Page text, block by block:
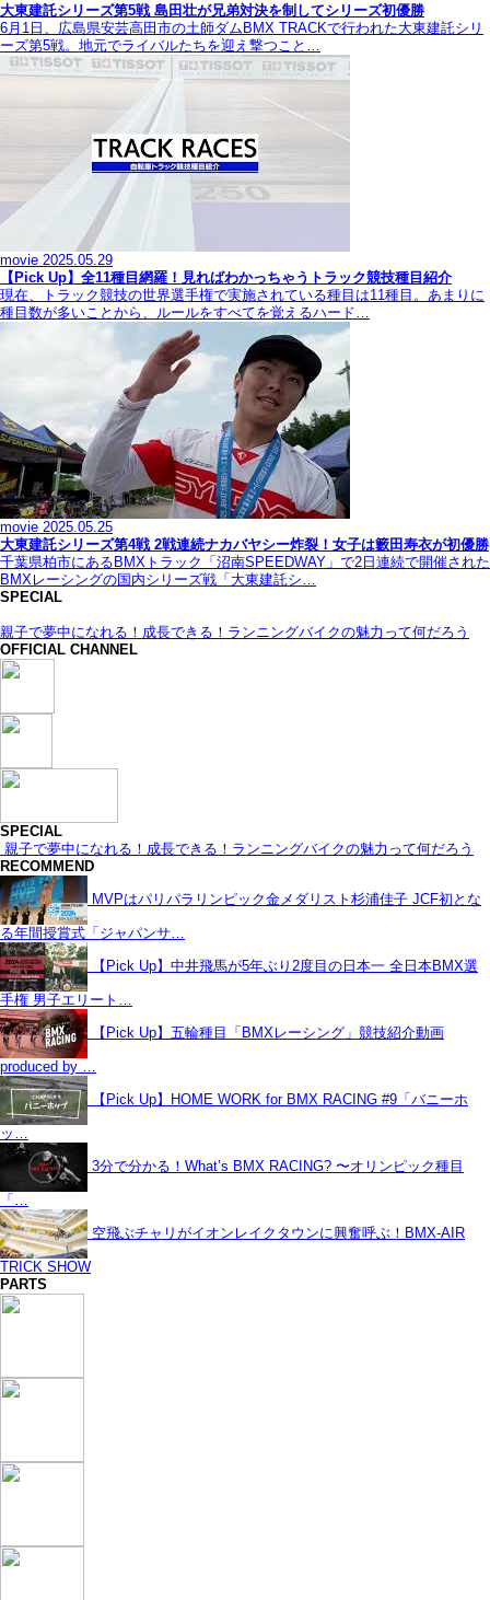
大東建託シリーズ第5戦 島田壮が兄弟対決を制してシリーズ初優勝
6月1日、広島県安芸高田市の土師ダムBMX TRACKで行われた大東建託シリ
ーズ第5戦。地元でライバルたちを迎え撃つこと…
movie 2025.05.29
【Pick Up】全11種目網羅！見ればわかっちゃうトラック競技種目紹介
現在、トラック競技の世界選手権で実施されている種目は11種目。あまりに
種目数が多いことから、ルールをすべてを覚えるハード…
movie 2025.05.25
大東建託シリーズ第4戦 2戦連続ナカバヤシー炸裂！女子は籔田寿衣が初優勝
千葉県柏市にあるBMXトラック「沼南SPEEDWAY」で2日連続で開催された
BMXレーシングの国内シリーズ戦「大東建託シ…
SPECIAL
親子で夢中になれる！成長できる！ランニングバイクの魅力って何だろう
OFFICIAL CHANNEL
SPECIAL
親子で夢中になれる！成長できる！ランニングバイクの魅力って何だろう
RECOMMEND
MVPはパリパラリンピック金メダリスト杉浦佳子 JCF初とな
る年間授賞式「ジャパンサ…
【Pick Up】中井飛馬が5年ぶり2度目の日本一 全日本BMX選
手権 男子エリート…
【Pick Up】五輪種目「BMXレーシング」競技紹介動画
produced by …
【Pick Up】HOME WORK for BMX RACING #9「バニーホ
ッ…
3分で分かる！What’s BMX RACING? 〜オリンピック種目
「…
空飛ぶチャリがイオンレイクタウンに興奮呼ぶ！BMX-AIR
TRICK SHOW
PARTS